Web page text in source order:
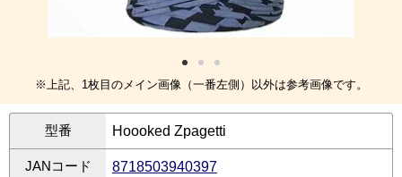
※上記、1枚目のメイン画像（一番左側）以外は参考画像です。
型番 Hoooked Zpagetti
JANコード 8718503940397